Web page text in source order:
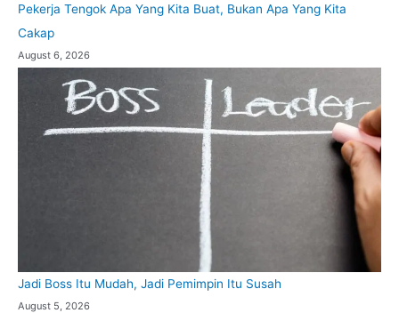
Pekerja Tengok Apa Yang Kita Buat, Bukan Apa Yang Kita
Cakap
August 6, 2026
Jadi Boss Itu Mudah, Jadi Pemimpin Itu Susah
August 5, 2026